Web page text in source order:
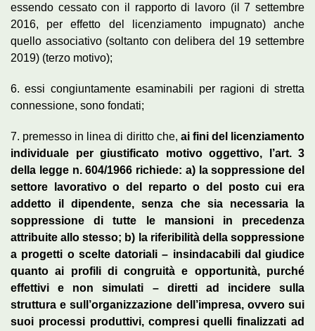
essendo cessato con il rapporto di lavoro (il 7 settembre
2016, per effetto del licenziamento impugnato) anche
quello associativo (soltanto con delibera del 19 settembre
2019) (terzo motivo);
6. essi congiuntamente esaminabili per ragioni di stretta
connessione, sono fondati;
7. premesso in linea di diritto che, ai fini del licenziamento
individuale per giustificato motivo oggettivo, l’art. 3
della legge n. 604/1966 richiede: a) la soppressione del
settore lavorativo o del reparto o del posto cui era
addetto il dipendente, senza che sia necessaria la
soppressione di tutte le mansioni in precedenza
attribuite allo stesso; b) la riferibilità della soppressione
a progetti o scelte datoriali – insindacabili dal giudice
quanto ai profili di congruità e opportunità, purché
effettivi e non simulati – diretti ad incidere sulla
struttura e sull’organizzazione dell’impresa, ovvero sui
suoi processi produttivi, compresi quelli finalizzati ad